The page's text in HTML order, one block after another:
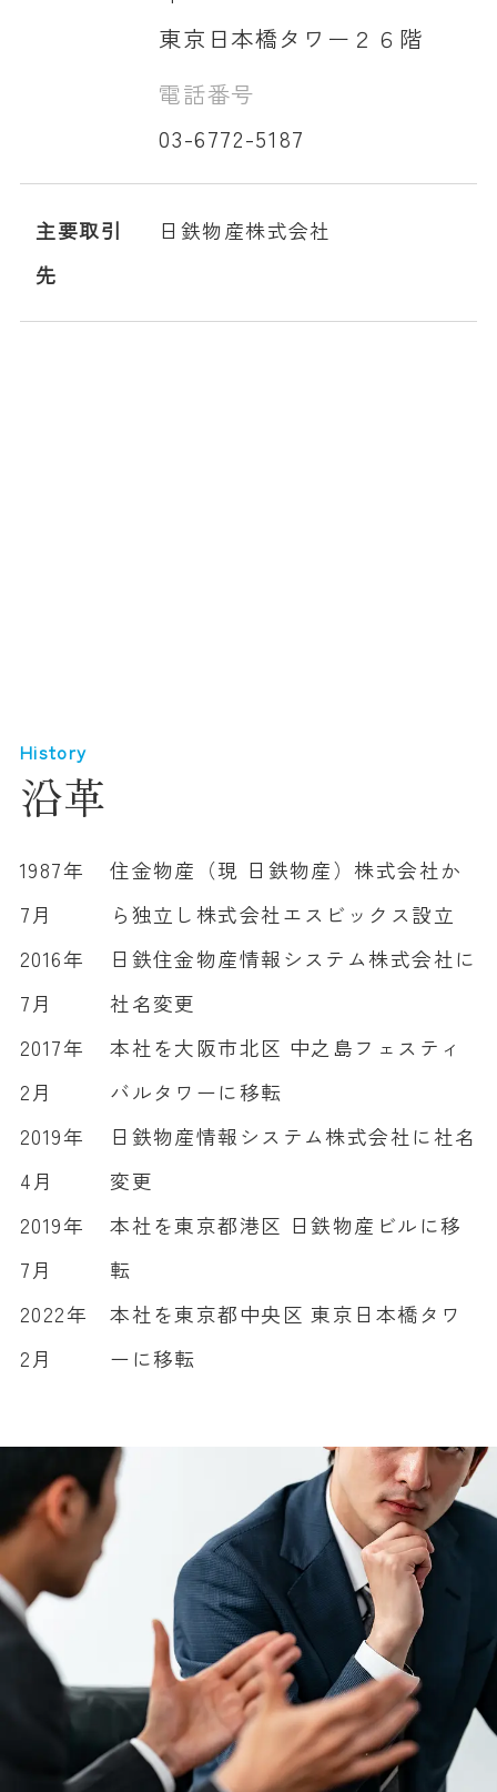
東京日本橋タワー２６階
電話番号
03-6772-5187
主要取引
先
日鉄物産株式会社
History
沿革
1987年
7月
住金物産（現 日鉄物産）株式会社か
ら独立し株式会社エスビックス設立
2016年
7月
日鉄住金物産情報システム株式会社に
社名変更
2017年
2月
本社を大阪市北区 中之島フェスティ
バルタワーに移転
2019年
4月
日鉄物産情報システム株式会社に社名
変更
2019年
7月
本社を東京都港区 日鉄物産ビルに移
転
2022年
2月
本社を東京都中央区 東京日本橋タワ
ーに移転